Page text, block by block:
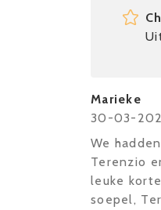
Marieke
30-03-
We
Terenzio
leuke
soepel,